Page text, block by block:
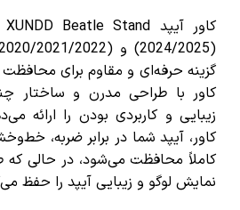
گزینه حرفه‌ای و مقاوم برای
کاور با طراحی مدرن و ساختار
زیبایی و کاربردی بودن را ارائه
کاور، آیپد شما در برابر ضربه،
کاملاً محافظت می‌شود، در حالی
نمایش لوگو و زیبایی آیپد را حفظ